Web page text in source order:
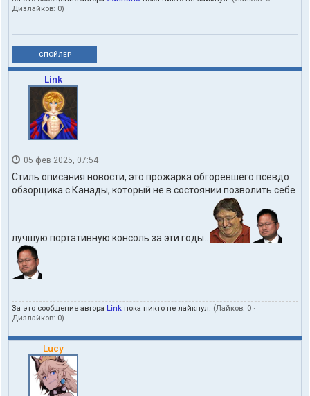
ь
з
в
r
n
u
Дизлайков: 0)
СПОЙЛЕР
Link
05 фев 2025, 07:54
Стиль описания новости, это прожарка обгоревшего псевдо
обзорщика с Канады, который не в состоянии позволить себе
лучшую портативную консоль за эти годы..
За это сообщение автора Link пока никто не лайкнул. (Лайков: 0 ·
Дизлайков: 0)
Lucy